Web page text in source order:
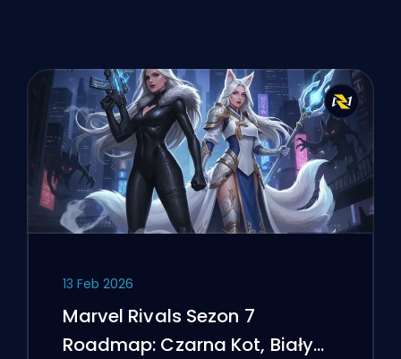
13 Feb 2026
Marvel Rivals Sezon 7
Roadmap: Czarna Kot, Biały